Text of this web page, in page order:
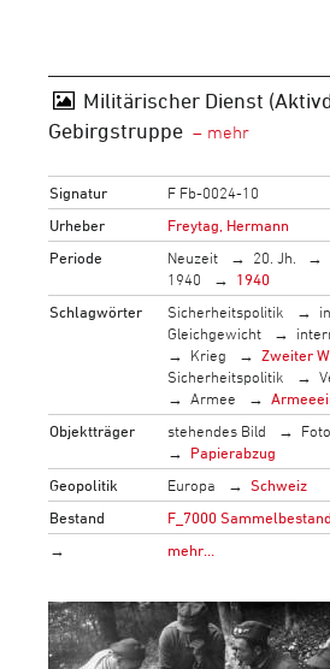
Militärischer Dienst
Gebirgstruppe
Signatur
F Fb-0024-10
Urheber
Freytag, Hermann
Periode
Neuzeit 20. Jh.
1940
1940
Schlagwörter
Sicherheitspolitik
Gleichgewicht
Krieg
Zweiter
Sicherheitspolitik
Armee
Objektträger
stehendes Bild
Papierabzug
Geopolitik
Europa
Schweiz
Bestand
F_7000
→
mehr…